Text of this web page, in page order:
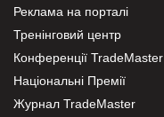
Реклама на порталі
Тренінговий центр
Конференції TradeMaster
Національні Премії
Журнал TradeMaster